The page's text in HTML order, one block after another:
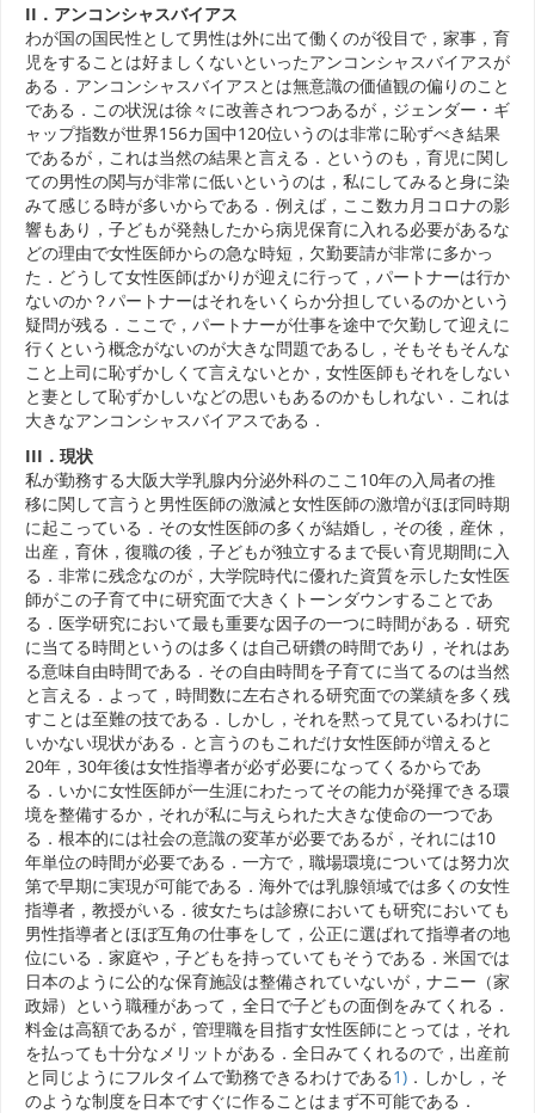
II．アンコンシャスバイアス
わが国の国民性として男性は外に出て働くのが役目で，家事，育
児をすることは好ましくないといったアンコンシャスバイアスが
ある．アンコンシャスバイアスとは無意識の価値観の偏りのこと
である．この状況は徐々に改善されつつあるが，ジェンダー・ギ
ャップ指数が世界156カ国中120位いうのは非常に恥ずべき結果
であるが，これは当然の結果と言える．というのも，育児に関し
ての男性の関与が非常に低いというのは，私にしてみると身に染
みて感じる時が多いからである．例えば，ここ数カ月コロナの影
響もあり，子どもが発熱したから病児保育に入れる必要があるな
どの理由で女性医師からの急な時短，欠勤要請が非常に多かっ
た．どうして女性医師ばかりが迎えに行って，パートナーは行か
ないのか？パートナーはそれをいくらか分担しているのかという
疑問が残る．ここで，パートナーが仕事を途中で欠勤して迎えに
行くという概念がないのが大きな問題であるし，そもそもそんな
こと上司に恥ずかしくて言えないとか，女性医師もそれをしない
と妻として恥ずかしいなどの思いもあるのかもしれない．これは
大きなアンコンシャスバイアスである．
III．現状
私が勤務する大阪大学乳腺内分泌外科のここ10年の入局者の推
移に関して言うと男性医師の激減と女性医師の激増がほぼ同時期
に起こっている．その女性医師の多くが結婚し，その後，産休，
出産，育休，復職の後，子どもが独立するまで長い育児期間に入
る．非常に残念なのが，大学院時代に優れた資質を示した女性医
師がこの子育て中に研究面で大きくトーンダウンすることであ
る．医学研究において最も重要な因子の一つに時間がある．研究
に当てる時間というのは多くは自己研鑽の時間であり，それはあ
る意味自由時間である．その自由時間を子育てに当てるのは当然
と言える．よって，時間数に左右される研究面での業績を多く残
すことは至難の技である．しかし，それを黙って見ているわけに
いかない現状がある．と言うのもこれだけ女性医師が増えると
20年，30年後は女性指導者が必ず必要になってくるからであ
る．いかに女性医師が一生涯にわたってその能力が発揮できる環
境を整備するか，それが私に与えられた大きな使命の一つであ
る．根本的には社会の意識の変革が必要であるが，それには10
年単位の時間が必要である．一方で，職場環境については努力次
第で早期に実現が可能である．海外では乳腺領域では多くの女性
指導者，教授がいる．彼女たちは診療においても研究においても
男性指導者とほぼ互角の仕事をして，公正に選ばれて指導者の地
位にいる．家庭や，子どもを持っていてもそうである．米国では
日本のように公的な保育施設は整備されていないが，ナニー（家
政婦）という職種があって，全日で子どもの面倒をみてくれる．
料金は高額であるが，管理職を目指す女性医師にとっては，それ
を払っても十分なメリットがある．全日みてくれるので，出産前
と同じようにフルタイムで勤務できるわけである1) ．しかし，そ
のような制度を日本ですぐに作ることはまず不可能である．